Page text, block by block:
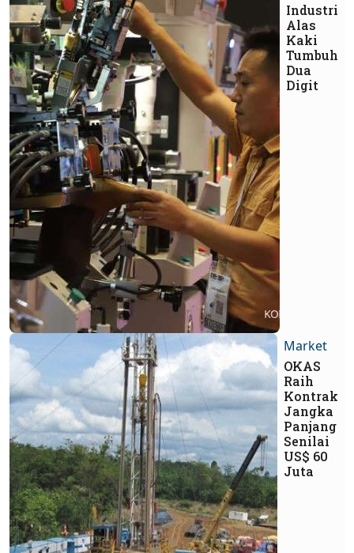
Industri
Alas
Kaki
Tumbuh
Dua
Digit
Market
OKAS
Raih
Kontrak
Jangka
Panjang
Senilai
US$ 60
Juta